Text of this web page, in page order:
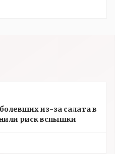
из-за салата в
риск вспышки